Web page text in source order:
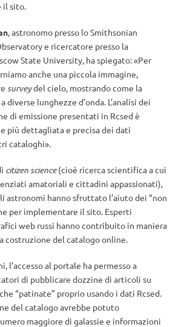
il sito.
, astronomo presso lo Smithsonian
e ricercatore presso la
State University, ha spiegato: «Per
anche una piccola immagine,
surveydel cielo, mostrando come la
diverse lunghezze d’onda. L’analisi dei
di emissione presentati in Rcsed è
più dettagliata e precisa dei dati
cataloghi».
citizen science(cioè ricerca scientifica a cui
amatoriali e cittadini appassionati),
astronomi hanno sfruttato l’aiuto dei “non
per implementare il sito. Esperti
web russi hanno contribuito in maniera
costruzione del catalogo online.
l’accesso al portale ha permesso a
di pubblicare dozzine di articoli su
“patinate” proprio usando i dati Rcsed.
del catalogo avrebbe potuto
maggiore di galassie e informazioni